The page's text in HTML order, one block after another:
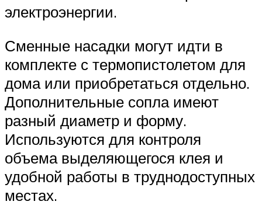
электроэнергии.
Сменные насадки могут идти в
комплекте с термопистолетом для
дома или приобретаться отдельно.
Дополнительные сопла имеют
разный диаметр и форму.
Используются для контроля
объема выделяющегося клея и
удобной работы в труднодоступных
местах.